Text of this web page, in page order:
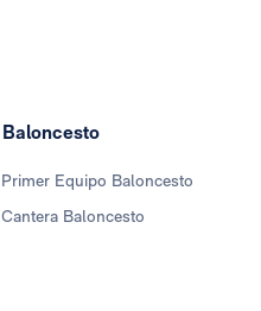
Baloncesto
Primer Equipo Baloncesto
Cantera Baloncesto